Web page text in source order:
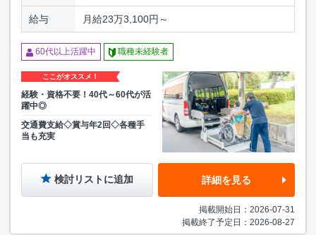
給与 月給23万3,100円～
60代以上活躍中 職種未経験者
ここがオススメ！
経験・資格不要！40代～60代が活
躍中◎
交通費支給◇賞与年2回◇各種手
当も充実
検討リストに追加 詳細を見る
掲載開始日：2026-07-31
掲載終了予定日：2026-08-27